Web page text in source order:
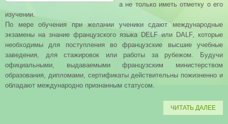
а не только иметь отметку о его
изучении.
По мере обучения при желании ученики сдают международные
экзамены на знание французского языка DELF или DALF, которые
необходимы для поступления во французские высшие учебные
заведения, для стажировок или работы за рубежом. Будучи
официальными, выдаваемыми французским министерством
образования, дипломами, сертификаты действительны пожизненно и
обладают международно признанным статусом.
ЧИТАТЬ ДАЛЕЕ